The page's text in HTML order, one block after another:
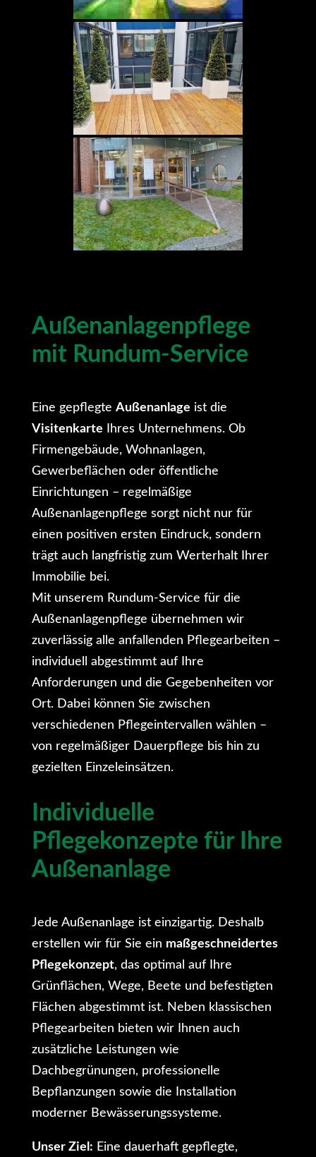
Außenanlagenpflege
mit Rundum-Service
Eine gepflegte Außenanlage ist die
Visitenkarte Ihres Unternehmens. Ob
Firmengebäude, Wohnanlagen,
Gewerbeflächen oder öffentliche
Einrichtungen – regelmäßige
Außenanlagenpflege sorgt nicht nur für
einen positiven ersten Eindruck, sondern
trägt auch langfristig zum Werterhalt Ihrer
Immobilie bei.
Mit unserem Rundum-Service für die
Außenanlagenpflege übernehmen wir
zuverlässig alle anfallenden Pflegearbeiten –
individuell abgestimmt auf Ihre
Anforderungen und die Gegebenheiten vor
Ort. Dabei können Sie zwischen
verschiedenen Pflegeintervallen wählen –
von regelmäßiger Dauerpflege bis hin zu
gezielten Einzeleinsätzen.
Individuelle
Pflegekonzepte für Ihre
Außenanlage
Jede Außenanlage ist einzigartig. Deshalb
erstellen wir für Sie ein maßgeschneidertes
Pflegekonzept, das optimal auf Ihre
Grünflächen, Wege, Beete und befestigten
Flächen abgestimmt ist. Neben klassischen
Pflegearbeiten bieten wir Ihnen auch
zusätzliche Leistungen wie
Dachbegrünungen, professionelle
Bepflanzungen sowie die Installation
moderner Bewässerungssysteme.
Unser Ziel: Eine dauerhaft gepflegte,